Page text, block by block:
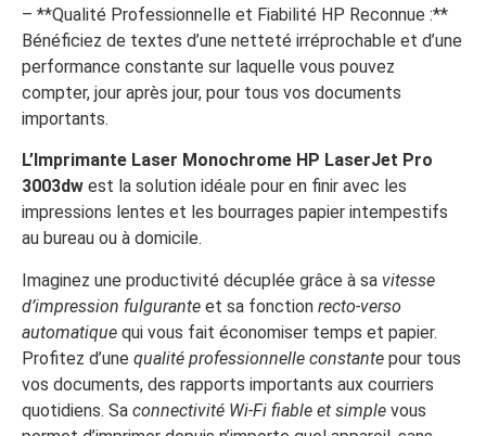
– **Qualité Professionnelle et Fiabilité HP Reconnue :**
Bénéficiez de textes d’une netteté irréprochable et d’une
performance constante sur laquelle vous pouvez
compter, jour après jour, pour tous vos documents
importants.
L’Imprimante Laser Monochrome HP LaserJet Pro
3003dw est la solution idéale pour en finir avec les
impressions lentes et les bourrages papier intempestifs
au bureau ou à domicile.
Imaginez une productivité décuplée grâce à sa vitesse
d’impression fulgurante et sa fonction recto-verso
automatique qui vous fait économiser temps et papier.
Profitez d’une qualité professionnelle constante pour tous
vos documents, des rapports importants aux courriers
quotidiens. Sa connectivité Wi-Fi fiable et simple vous